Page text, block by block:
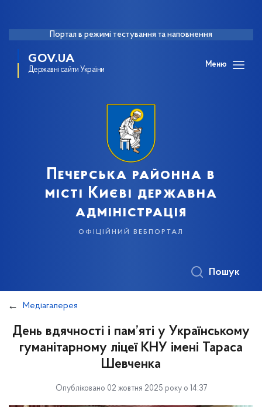
Портал в режимі тестування та наповнення
GOV.UA
Державні сайти України
Меню
Печерська районна в
місті Києві державна
адміністрація
офіційний вебпортал
Пошук
Медіагалерея
День вдячності і пам’яті у Українському
гуманітарному ліцеї КНУ імені Тараса
Шевченка
Опубліковано 02 жовтня 2025 року о 14:37